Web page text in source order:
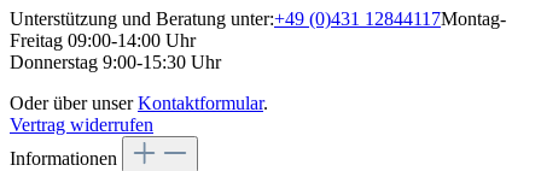
Unterstützung und Beratung unter:+49 (0)431 12844117Montag-
Freitag 09:00-14:00 Uhr
Donnerstag 9:00-15:30 Uhr
Oder über unserKontaktformular.
Vertrag widerrufen
Informationen